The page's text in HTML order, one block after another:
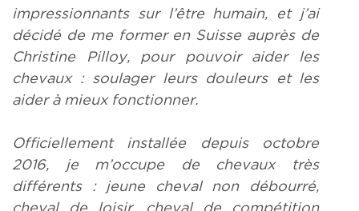
impressionnants sur l’être humain, et j’ai
décidé de me former en Suisse auprès de
Christine Pilloy, pour pouvoir aider les
chevaux : soulager leurs douleurs et les
aider à mieux fonctionner.
Officiellement installée depuis octobre
2016, je m’occupe de chevaux très
différents : jeune cheval non débourré,
cheval de loisir, cheval de compétition